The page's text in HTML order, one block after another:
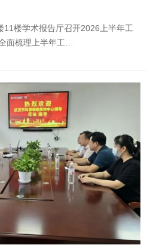
11楼学术报告厅召开2026上半年工
面梳理上半年工…